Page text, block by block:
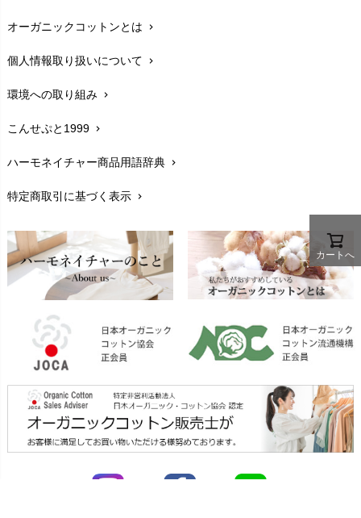
Haruulala（ハルウララ）
Pantyliners Organics（パンティライナーズ）
plantia（プランティア）
PRISTINE（プリスティン）
MAINIO（マイニオ）
MAUD N LIL（モード・ン・リル）
maxomorra（マクソモーラ）
Molo（モロ）
My Little Cozmo（マイリトルコズモ）
NATURAPURA（ナチュラプラ）
Nukleus（ニュクレス）
カートへ
在庫状況と発送予定chevron_right
サイズ・寸法chevron_right
生地・素材chevron_right
お手入れについて
レビューを書こうchevron_right
返品交換chevron_right
FAXでのご注文
お問い合わせchevron_right
オーガニックコットンとは chevron_right
個人情報取り扱いについて chevron_right
環境への取り組み chevron_right
こんせぷと1999 chevron_right
ハーモネイチャー商品用語辞典 chevron_right
特定商取引に基づく表示 chevron_right